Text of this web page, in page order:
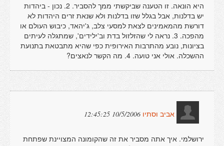
היא הונאה. זו הטענה שביקשתי ממך להסביר. 2. נכון - ביהדות
יש בדלנות, אבל בגלל שזו בדלנות ולא שנאת זרים היהדות לא
דורשת מהמאמינים לצאת למסעי צלב, ג'יהאד, כיבוש העולם או
מהפכה. 3. נראה לי שהזלזול בדת וב'ילידים', שמתגלה לעיתים
בציונות, נובע מהתרבות האירופית כפי שהיא מתבטאת בתנועת
ההשכלה. אולי אני טועה. 4. מה הקשר לנאצים?
אביב וסתיו 10/5/2006 12:45:25
ירושלמי. איך אתה מסביר את זה שהקומונה המצויינת שפתחת